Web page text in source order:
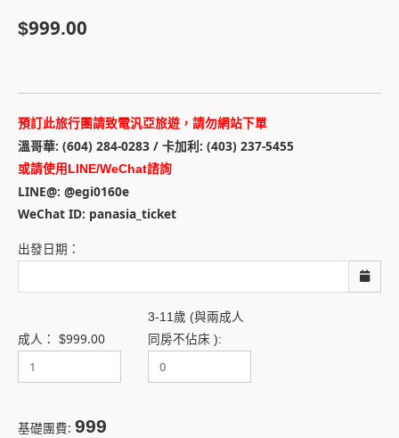
$999.00
預訂此旅行團請致電汎亞旅遊，請勿網站下單
溫哥華: (604) 284-0283 / 卡加利: (403) 237-5455
或請使用LINE/WeChat諮詢
LINE@: @egi0160e
WeChat ID: panasia_ticket
出發日期：
成人： $999.00
3-11歲 (與兩成人
同房不佔床 ):
基礎團費: 999